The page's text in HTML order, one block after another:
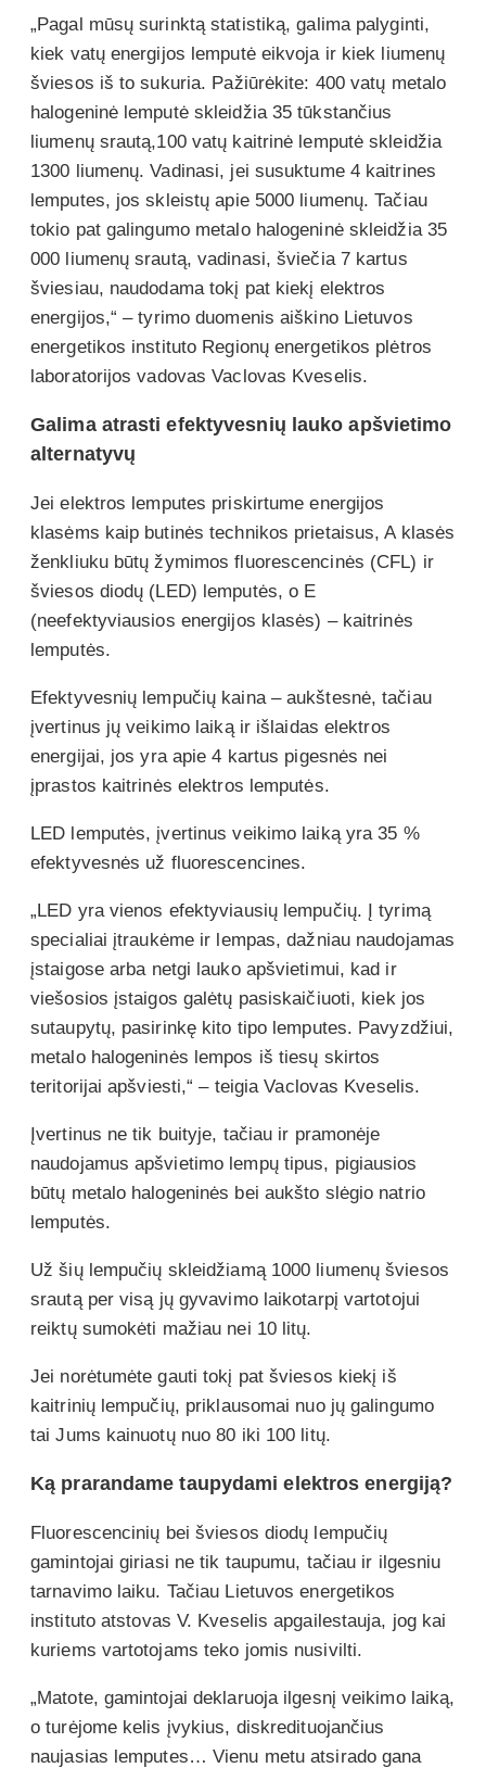
„Pagal mūsų surinktą statistiką, galima palyginti,
kiek vatų energijos lemputė eikvoja ir kiek liumenų
šviesos iš to sukuria. Pažiūrėkite: 400 vatų metalo
halogeninė lemputė skleidžia 35 tūkstančius
liumenų srautą,100 vatų kaitrinė lemputė skleidžia
1300 liumenų. Vadinasi, jei susuktume 4 kaitrines
lemputes, jos skleistų apie 5000 liumenų. Tačiau
tokio pat galingumo metalo halogeninė skleidžia 35
000 liumenų srautą, vadinasi, šviečia 7 kartus
šviesiau, naudodama tokį pat kiekį elektros
energijos,“ – tyrimo duomenis aiškino Lietuvos
energetikos instituto Regionų energetikos plėtros
laboratorijos vadovas Vaclovas Kveselis.
Galima atrasti efektyvesnių lauko apšvietimo
alternatyvų
Jei elektros lemputes priskirtume energijos
klasėms kaip butinės technikos prietaisus, A klasės
ženkliuku būtų žymimos fluorescencinės (CFL) ir
šviesos diodų (LED) lemputės, o E
(neefektyviausios energijos klasės) – kaitrinės
lemputės.
Efektyvesnių lempučių kaina – aukštesnė, tačiau
įvertinus jų veikimo laiką ir išlaidas elektros
energijai, jos yra apie 4 kartus pigesnės nei
įprastos kaitrinės elektros lemputės.
LED lemputės, įvertinus veikimo laiką yra 35 %
efektyvesnės už fluorescencines.
„LED yra vienos efektyviausių lempučių. Į tyrimą
specialiai įtraukėme ir lempas, dažniau naudojamas
įstaigose arba netgi lauko apšvietimui, kad ir
viešosios įstaigos galėtų pasiskaičiuoti, kiek jos
sutaupytų, pasirinkę kito tipo lemputes. Pavyzdžiui,
metalo halogeninės lempos iš tiesų skirtos
teritorijai apšviesti,“ – teigia Vaclovas Kveselis.
Įvertinus ne tik buityje, tačiau ir pramonėje
naudojamus apšvietimo lempų tipus, pigiausios
būtų metalo halogeninės bei aukšto slėgio natrio
lemputės.
Už šių lempučių skleidžiamą 1000 liumenų šviesos
srautą per visą jų gyvavimo laikotarpį vartotojui
reiktų sumokėti mažiau nei 10 litų.
Jei norėtumėte gauti tokį pat šviesos kiekį iš
kaitrinių lempučių, priklausomai nuo jų galingumo
tai Jums kainuotų nuo 80 iki 100 litų.
Ką prarandame taupydami elektros energiją?
Fluorescencinių bei šviesos diodų lempučių
gamintojai giriasi ne tik taupumu, tačiau ir ilgesniu
tarnavimo laiku. Tačiau Lietuvos energetikos
instituto atstovas V. Kveselis apgailestauja, jog kai
kuriems vartotojams teko jomis nusivilti.
„Matote, gamintojai deklaruoja ilgesnį veikimo laiką,
o turėjome kelis įvykius, diskredituojančius
naujasias lemputes… Vienu metu atsirado gana